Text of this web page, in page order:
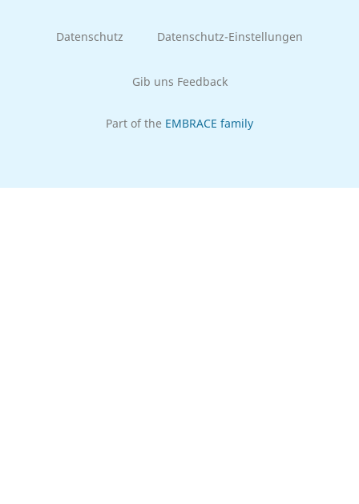
Datenschutz Datenschutz-Einstellungen
Gib uns Feedback
Part of the EMBRACE family